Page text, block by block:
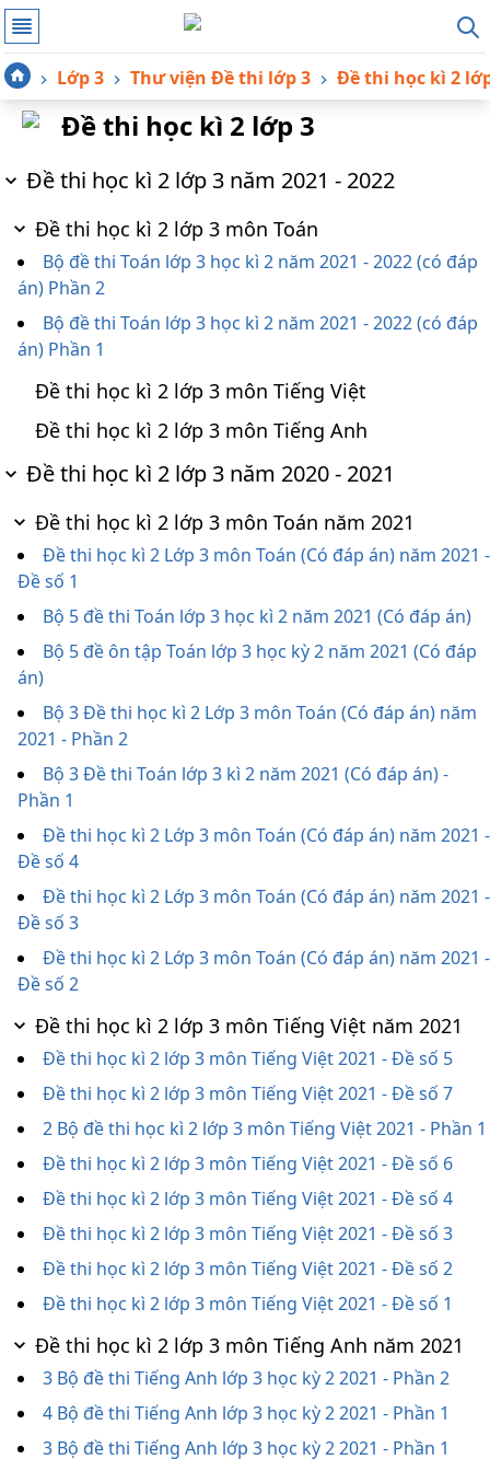
Lớp 3 Thư viện Đề thi lớp 3 Đề thi học kì 2
Đề thi học kì 2 lớp 3
Đề thi học kì 2 lớp 3 năm 2021 - 2022
Đề thi học kì 2 lớp 3 môn Toán
Bộ đề thi Toán lớp 3 học kì 2 năm 2021 - 2022 (có đáp
án) Phần 2
Bộ đề thi Toán lớp 3 học kì 2 năm 2021 - 2022 (có đáp
án) Phần 1
Đề thi học kì 2 lớp 3 môn Tiếng Việt
Đề thi học kì 2 lớp 3 môn Tiếng Anh
Đề thi học kì 2 lớp 3 năm 2020 - 2021
Đề thi học kì 2 lớp 3 môn Toán năm 2021
Đề thi học kì 2 Lớp 3 môn Toán (Có đáp án) năm 2021 -
Đề số 1
Bộ 5 đề thi Toán lớp 3 học kì 2 năm 2021 (Có đáp án)
Bộ 5 đề ôn tập Toán lớp 3 học kỳ 2 năm 2021 (Có đáp
án)
Bộ 3 Đề thi học kì 2 Lớp 3 môn Toán (Có đáp án) năm
2021 - Phần 2
Bộ 3 Đề thi Toán lớp 3 kì 2 năm 2021 (Có đáp án) -
Phần 1
Đề thi học kì 2 Lớp 3 môn Toán (Có đáp án) năm 2021 -
Đề số 4
Đề thi học kì 2 Lớp 3 môn Toán (Có đáp án) năm 2021 -
Đề số 3
Đề thi học kì 2 Lớp 3 môn Toán (Có đáp án) năm 2021 -
Đề số 2
Đề thi học kì 2 lớp 3 môn Tiếng Việt năm 2021
Đề thi học kì 2 lớp 3 môn Tiếng Việt 2021 - Đề số 5
Đề thi học kì 2 lớp 3 môn Tiếng Việt 2021 - Đề số 7
2 Bộ đề thi học kì 2 lớp 3 môn Tiếng Việt 2021 - Phần 1
Đề thi học kì 2 lớp 3 môn Tiếng Việt 2021 - Đề số 6
Đề thi học kì 2 lớp 3 môn Tiếng Việt 2021 - Đề số 4
Đề thi học kì 2 lớp 3 môn Tiếng Việt 2021 - Đề số 3
Đề thi học kì 2 lớp 3 môn Tiếng Việt 2021 - Đề số 2
Đề thi học kì 2 lớp 3 môn Tiếng Việt 2021 - Đề số 1
Đề thi học kì 2 lớp 3 môn Tiếng Anh năm 2021
3 Bộ đề thi Tiếng Anh lớp 3 học kỳ 2 2021 - Phần 2
4 Bộ đề thi Tiếng Anh lớp 3 học kỳ 2 2021 - Phần 1
3 Bộ đề thi Tiếng Anh lớp 3 học kỳ 2 2021 - Phần 1